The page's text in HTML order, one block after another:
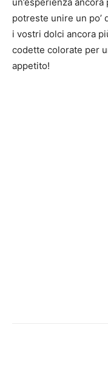
potreste unire un po’
i vostri dolci ancora
codette colorate per
appetito!